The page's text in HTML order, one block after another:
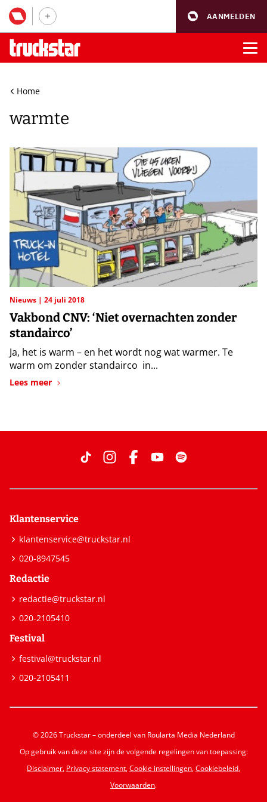
AANMELDEN
Home
warmte
Nieuws 24 juli 2018
Vakbond CNV: ‘Niet overnachten zonder
standairco’
Ja, het is warm – en het wordt nog wat warmer. Te
warm om zonder standairco in...
Lees meer
Klantenservice
klantenservice@truckstar.nl
020-8947545
Redactie
redactie@truckstar.nl
020-2105410
Festival
festival@truckstar.nl
020-2105411
© 2026 Truckstar – onderdeel van Roularta Media Nederland
Op gebruik van deze site zijn de volgende regelingen van toepassing:
Disclaimer, Privacy statement,Cookie instellingen,Cookiebeleid,
Voorwaarden.